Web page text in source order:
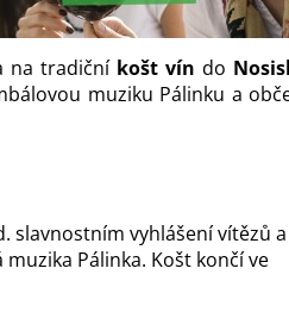
na tradiční košt vín do
muziku Pálinku a
slavnostním vyhlášení vítězů
Pálinka. Košt končí ve